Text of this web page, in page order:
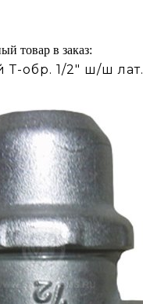
товар в заказ:
Т-обр. 1/2" ш/ш лат.